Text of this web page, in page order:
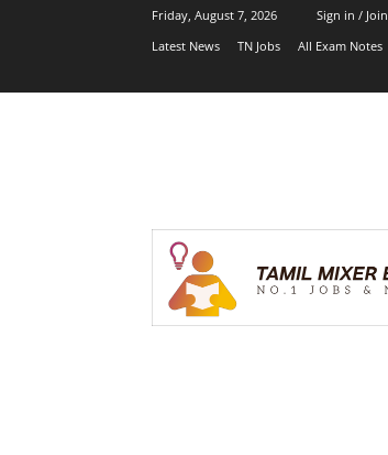
Friday, August 7, 2026
Sign in / Join
Latest News
TN Jobs All Exam Notes